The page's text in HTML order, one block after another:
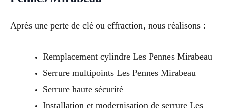
Après une perte de clé ou effraction, nous réalisons :
Remplacement cylindre Les Pennes Mirabeau
Serrure multipoints Les Pennes Mirabeau
Serrure haute sécurité
Installation et modernisation de serrure Les